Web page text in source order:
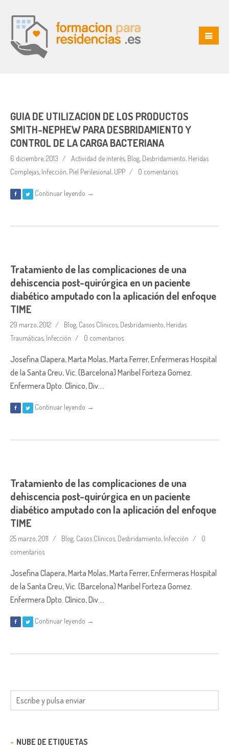
GUIA DE UTILIZACION DE LOS PRODUCTOS
SMITH-NEPHEW PARA DESBRIDAMIENTO Y
CONTROL DE LA CARGA BACTERIANA
6 diciembre, 2013 Actividad de interés, Blog, Desbridamiento, Heridas
Complejas, Infección, Piel Perilesional, UPP 0 comentarios
Continuar leyendo →
Tratamiento de las complicaciones de una
dehiscencia post-quirúrgica en un paciente
diabético amputado con la aplicación del enfoque
TIME
29 marzo, 2012 Blog, Casos Clínicos, Desbridamiento, Heridas
Traumáticas, Infección 0 comentarios
Josefina Clapera, Marta Molas, Marta Ferrer, Enfermeras Hospital
de la Santa Creu, Vic. (Barcelona) Maribel Forteza Gomez.
Enfermera Dpto. Clínico, Div….
Continuar leyendo →
Tratamiento de las complicaciones de una
dehiscencia post-quirúrgica en un paciente
diabético amputado con la aplicación del enfoque
TIME
25 marzo, 2011 Blog, Casos Clínicos, Desbridamiento, Infección
0
comentarios
Josefina Clapera, Marta Molas, Marta Ferrer, Enfermeras Hospital
de la Santa Creu, Vic. (Barcelona) Maribel Forteza Gomez.
Enfermera Dpto. Clínico, Div….
Continuar leyendo →
NUBE DE ETIQUETAS